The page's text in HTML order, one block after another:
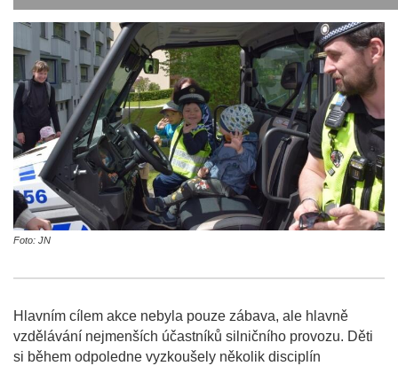
Foto: JN
Hlavním cílem akce nebyla pouze zábava, ale hlavně
vzdělávání nejmenších účastníků silničního provozu. Děti
si během odpoledne vyzkoušely několik disciplín